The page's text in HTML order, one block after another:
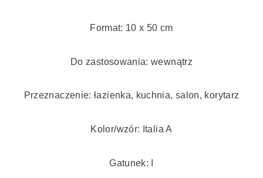
Format: 10 x 50 cm
Do zastosowania: wewnątrz
Przeznaczenie: łazienka, kuchnia, salon, korytarz
Kolor/wzór: Italia A
Gatunek: I